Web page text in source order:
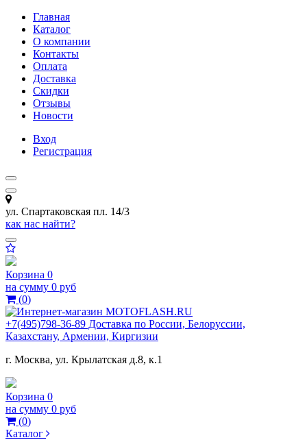
Главная
Каталог
О компании
Контакты
Оплата
Доставка
Скидки
Отзывы
Новости
Вход
Регистрация
ул. Спартаковская пл. 14/3
как нас найти?
Корзина 0
на сумму 0 руб
(0)
+7(495)798-36-89 Доставка по России, Белоруссии,
Казахстану, Армении, Киргизии
г. Москва, ул. Крылатская д.8, к.1
Корзина 0
на сумму 0 руб
(0)
Каталог